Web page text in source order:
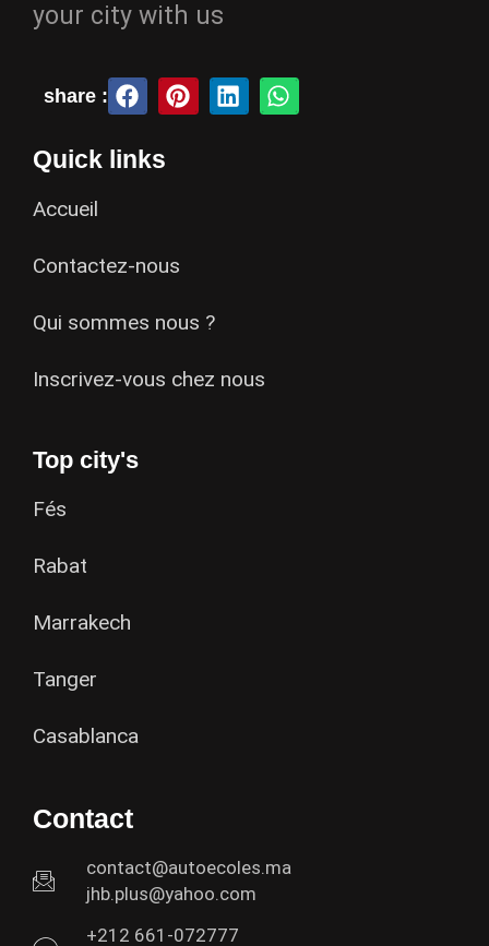
your city with us
share :
Quick links
Accueil
Contactez-nous
Qui sommes nous ?
Inscrivez-vous chez nous
Top city's
Fés
Rabat
Marrakech
Tanger
Casablanca
Contact
contact@autoecoles.ma
jhb.plus@yahoo.com
+212 661-072777